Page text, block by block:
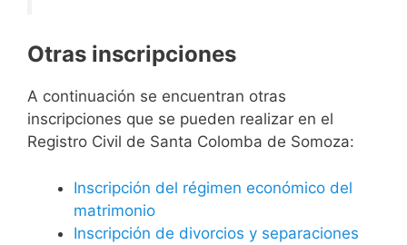
Otras inscripciones
A continuación se encuentran otras
inscripciones que se pueden realizar en el
Registro Civil de Santa Colomba de Somoza:
Inscripción del régimen económico del
matrimonio
Inscripción de divorcios y separaciones